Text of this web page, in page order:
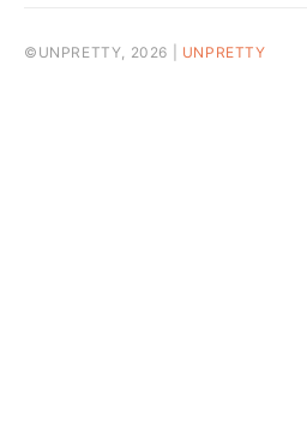
©UNPRETTY, 2026 | UNPRETTY